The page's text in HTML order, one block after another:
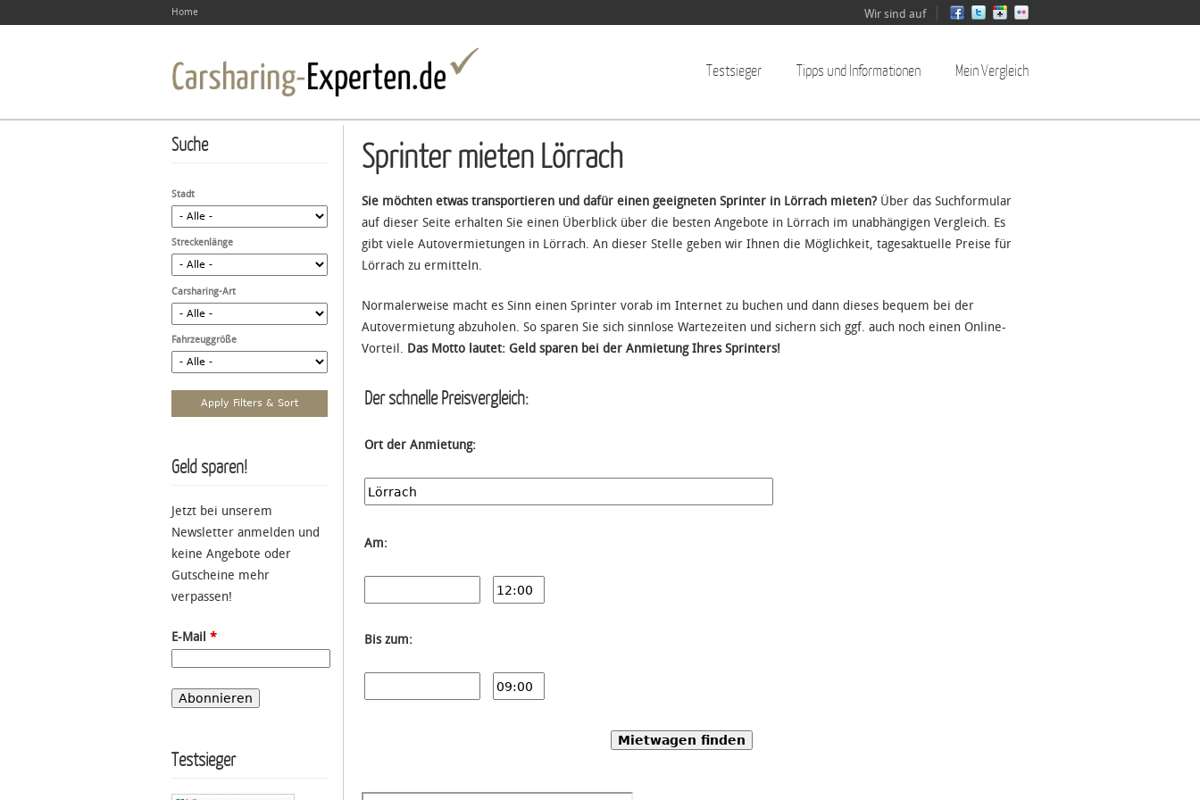
Home Wir sind auf
Testsieger Tipps und Informationen Mein Vergleich
Sprinter mieten Lörrach
Sie möchten etwas transportieren und dafür einen geeigneten Sprinter in Lörrach mieten? Über das Suchformular
auf dieser Seite erhalten Sie einen Überblick über die besten Angebote in Lörrach im unabhängigen Vergleich. Es
gibt viele Autovermietungen in Lörrach. An dieser Stelle geben wir Ihnen die Möglichkeit, tagesaktuelle Preise für
Lörrach zu ermitteln.
Normalerweise macht es Sinn einen Sprinter vorab im Internet zu buchen und dann dieses bequem bei der
Autovermietung abzuholen. So sparen Sie sich sinnlose Wartezeiten und sichern sich ggf. auch noch einen Online-
Vorteil. Das Motto lautet: Geld sparen bei der Anmietung Ihres Sprinters!
Der schnelle Preisvergleich:
Ort der Anmietung:
Am:
Bis zum:
Mietwagen finden
Suche
Stadt
Streckenlänge
Carsharing-Art
Fahrzeuggröße
Geld sparen!
Jetzt bei unserem
Newsletter anmelden und
keine Angebote oder
Gutscheine mehr
verpassen!
E-Mail *
Testsieger